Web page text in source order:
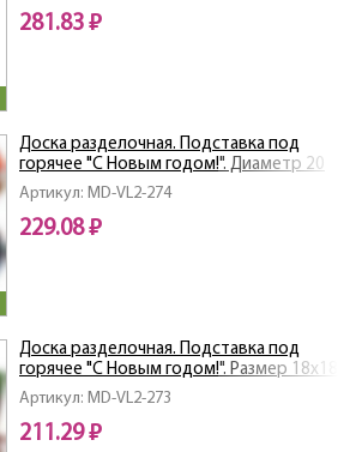
281.83 ₽
Артикул: MD-VL2-274
Доска разделочная. Подставка под
горячее "С Новым годом!". Диаметр 20
см. 4 диз. NEW
229.08 ₽
Артикул: MD-VL2-273
Доска разделочная. Подставка под
горячее "С Новым годом!". Размер 18х18
см. 4 диз. NEW
211.29 ₽